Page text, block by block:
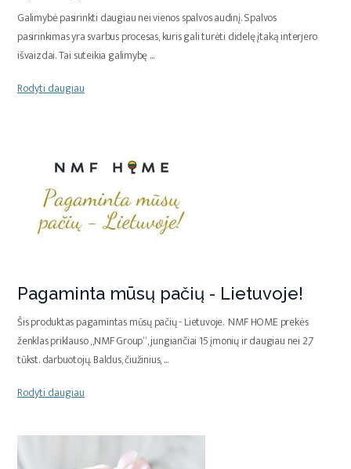
Galimybė pasirinkti daugiau nei vienos spalvos audinį. Spalvos
pasirinkimas yra svarbus procesas, kuris gali turėti didelę įtaką interjero
išvaizdai. Tai suteikia galimybę...
Rodyti daugiau
Pagaminta mūsų pačių - Lietuvoje!
Šis produktas pagamintas mūsų pačių - Lietuvoje. NMF HOME prekės
ženklas priklauso „NMF Group“, jungiančiai 15 įmonių ir daugiau nei 2,7
tūkst. darbuotojų. Baldus, čiužinius,...
Rodyti daugiau